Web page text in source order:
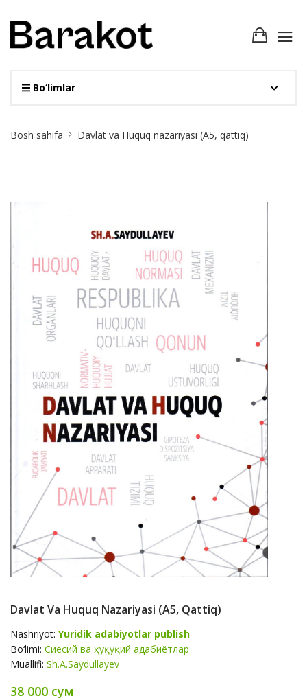
Bo‘limlar
Breadcrumb
Bosh sahifa Davlat va Huquq nazariyasi (А5, qattiq)
Davlat Va Huquq Nazariyasi (А5, Qattiq)
Nashriyot: Yuridik adabiyotlar publish
Bo‘limi: Сиёсий ва ҳуқуқий адабиётлар
Muallifi: Sh.A.Saydullayev
38 000 сум